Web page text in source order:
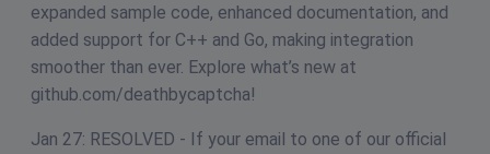
expanded sample code, enhanced documentation, and
added support for C++ and Go, making integration
smoother than ever. Explore what’s new at
github.com/deathbycaptcha!
Jan 27: RESOLVED - If your email to one of our official